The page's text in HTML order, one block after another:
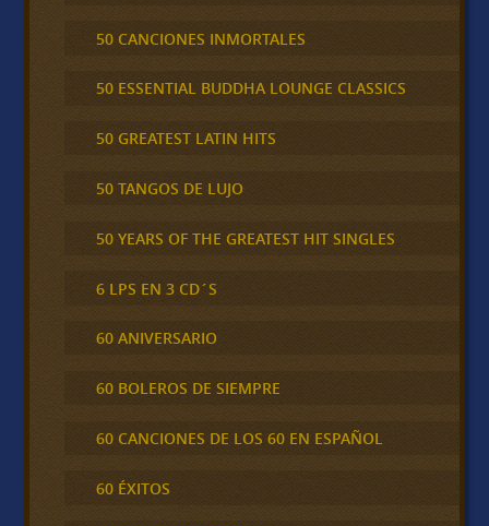
50 CANCIONES INMORTALES
50 ESSENTIAL BUDDHA LOUNGE CLASSICS
50 GREATEST LATIN HITS
50 TANGOS DE LUJO
50 YEARS OF THE GREATEST HIT SINGLES
6 LPS EN 3 CD´S
60 ANIVERSARIO
60 BOLEROS DE SIEMPRE
60 CANCIONES DE LOS 60 EN ESPAÑOL
60 ÉXITOS